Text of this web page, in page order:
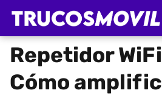
Repetidor
Cómo